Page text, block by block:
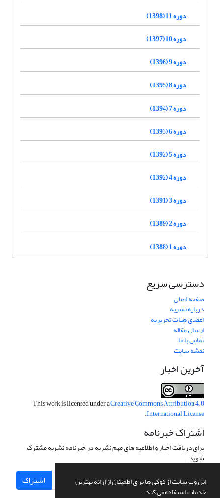
این وب سایت از کوکی ها برای اطمینان از ارائه بهترین
خدمات استفاده می کند.
دوره 11 (1398)
دوره 10 (1397)
دوره 9 (1396)
دوره 8 (1395)
دوره 7 (1394)
دوره 6 (1393)
دوره 5 (1392)
دوره 4 (1392)
دوره 3 (1391)
دوره 2 (1389)
دوره 1 (1388)
دسترسی سریع
صفحه اصلی
درباره نشریه
اعضای هیات تحریریه
ارسال مقاله
تماس با ما
نقشه سایت
آخرین اخبار
This work is licensed under aCreative Commons Attribution 4.0
International License
.
اشتراک خبرنامه
برای دریافت اخبار و اطلاعیه های مهم نشریه در خبرنامه نشریه مشترک
شوید.
اشتراک